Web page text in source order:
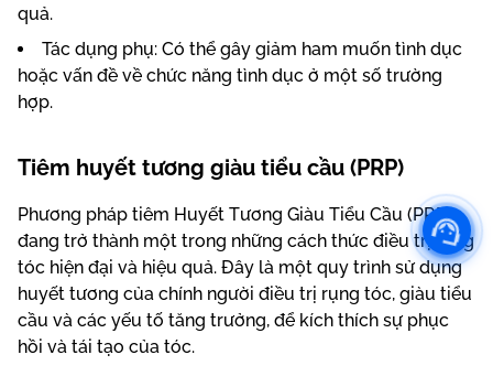
quả.
Tác dụng phụ: Có thể gây giảm ham muốn tình dục
hoặc vấn đề về chức năng tình dục ở một số trường
hợp.
Tiêm huyết tương giàu tiểu cầu (PRP)
Phương pháp tiêm Huyết Tương Giàu Tiểu Cầu (PRP)
đang trở thành một trong những cách thức điều trị rụng
tóc hiện đại và hiệu quả. Đây là một quy trình sử dụng
huyết tương của chính người điều trị rụng tóc, giàu tiểu
cầu và các yếu tố tăng trưởng, để kích thích sự phục
hồi và tái tạo của tóc.